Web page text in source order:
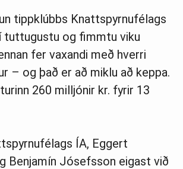
tippklúbbs Knattspyrnufélags
tuttugustu og fimmtu viku
fer vaxandi með hverri
– og það er að miklu að keppa.
260 milljónir kr. fyrir 13
ÍA, Eggert
Benjamín Jósefsson eigast við